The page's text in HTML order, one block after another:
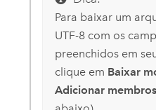
Para baixar um
UTF-8 com os
preenchidos em
clique em Baixar
Adicionar